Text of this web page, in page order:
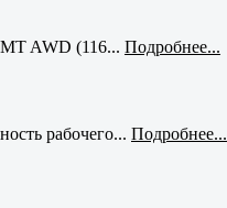
AWD (116... Подробнее...
рабочего... Подробнее...